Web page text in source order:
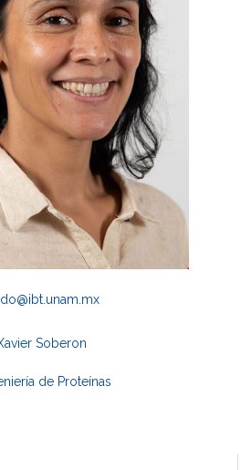
Soberon
de Proteínas